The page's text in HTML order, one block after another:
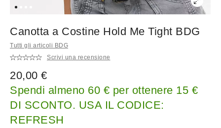
Canotta a Costine Hold Me Tight BDG
Tutti gli articoli BDG
Scrivi una recensione
20,00 €
Spendi almeno 60 € per ottenere 15 €
DI SCONTO. USA IL CODICE:
REFRESH